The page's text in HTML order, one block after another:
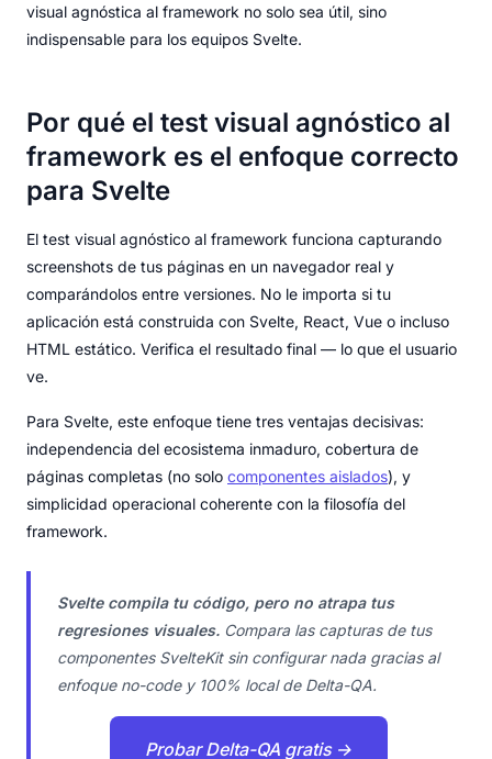
visual agnóstica al framework no solo sea útil, sino
indispensable para los equipos Svelte.
Por qué el test visual agnóstico al
framework es el enfoque correcto
para Svelte
El test visual agnóstico al framework funciona capturando
screenshots de tus páginas en un navegador real y
comparándolos entre versiones. No le importa si tu
aplicación está construida con Svelte, React, Vue o incluso
HTML estático. Verifica el resultado final — lo que el usuario
ve.
Para Svelte, este enfoque tiene tres ventajas decisivas:
independencia del ecosistema inmaduro, cobertura de
páginas completas (no solo componentes aislados), y
simplicidad operacional coherente con la filosofía del
framework.
Svelte compila tu código, pero no atrapa tus
regresiones visuales. Compara las capturas de tus
componentes SvelteKit sin configurar nada gracias al
enfoque no-code y 100% local de Delta-QA.
Probar Delta-QA gratis →